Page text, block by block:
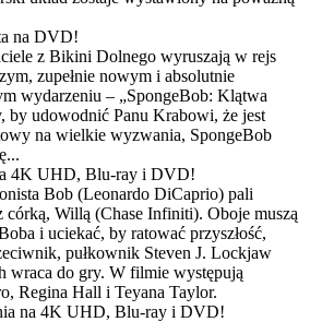
na DVD!
z Bikini Dolnego wyruszają w rejs
zupełnie nowym i absolutnie
wydarzeniu – „SpongeBob: Klątwa
by udowodnić Panu Krabowi, że jest
na wielkie wyzwania, SpongeBob
4K UHD, Blu-ray i DVD!
Bob (Leonardo DiCaprio) pali
Willą (Chase Infiniti). Oboje muszą
i uciekać, by ratować przyszłość,
pułkownik Steven J. Lockjaw
wraca do gry. W filmie występują
Regina Hall i Teyana Taylor.
na 4K UHD, Blu-ray i DVD!